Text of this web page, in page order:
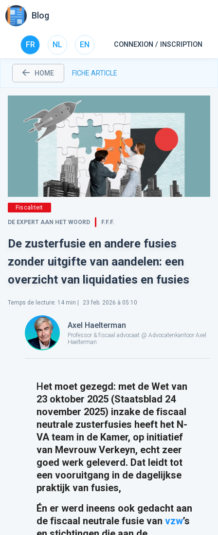
Blog
FR NL EN CONNEXION / INSCRIPTION
HOME FICHE ARTICLE
Fiscaliteit
DE EXPERT AAN HET WOORD F.F.F.
De zusterfusie en andere fusies
zonder uitgifte van aandelen: een
overzicht van liquidaties en fusies
Temps de lecture: 14 min | 23 feb. 2026 à 05:10
Axel Haelterman
Professor & fiscaal advocaat @ Advocatenkantoor Axel
Haelterman
Het moet gezegd: met de Wet van
23 oktober 2025 (Staatsblad 24
november 2025) inzake de fiscaal
neutrale zusterfusies heeft het N-
VA team in de Kamer, op initiatief
van Mevrouw Verkeyn, echt zeer
goed werk geleverd. Dat leidt tot
een vooruitgang in de dagelijkse
praktijk van fusies,
Én er werd ineens ook gedacht aan
de fiscaal neutrale fusie van vzw’s